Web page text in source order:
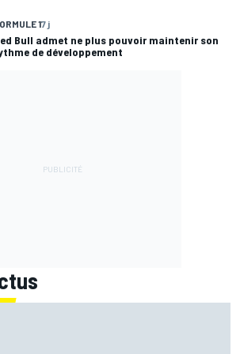
17 j
Bull admet ne plus pouvoir maintenir son
de développement